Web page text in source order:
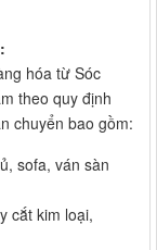
hóa từ Sóc
theo quy định
chuyển bao gồm:
sofa, ván sàn
cắt kim loại,